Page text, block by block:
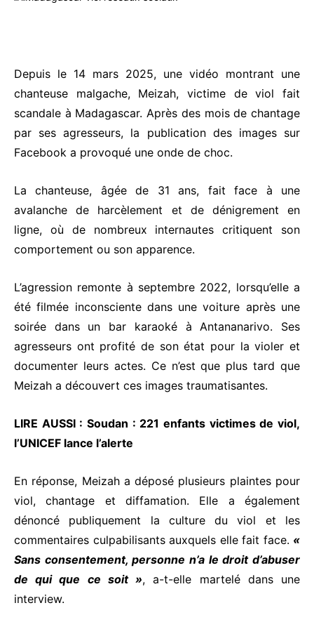
Depuis le 14 mars 2025, une vidéo montrant une
chanteuse malgache, Meizah, victime de viol fait
scandale à Madagascar. Après des mois de chantage
par ses agresseurs, la publication des images sur
Facebook a provoqué une onde de choc.
La chanteuse, âgée de 31 ans, fait face à une
avalanche de harcèlement et de dénigrement en
ligne, où de nombreux internautes critiquent son
comportement ou son apparence.
L’agression remonte à septembre 2022, lorsqu’elle a
été filmée inconsciente dans une voiture après une
soirée dans un bar karaoké à Antananarivo. Ses
agresseurs ont profité de son état pour la violer et
documenter leurs actes. Ce n’est que plus tard que
Meizah a découvert ces images traumatisantes.
LIRE AUSSI : Soudan : 221 enfants victimes de viol,
l’UNICEF lance l’alerte
En réponse, Meizah a déposé plusieurs plaintes pour
viol, chantage et diffamation. Elle a également
dénoncé publiquement la culture du viol et les
commentaires culpabilisants auxquels elle fait face. «
Sans consentement, personne n’a le droit d’abuser
de qui que ce soit », a-t-elle martelé dans une
interview.